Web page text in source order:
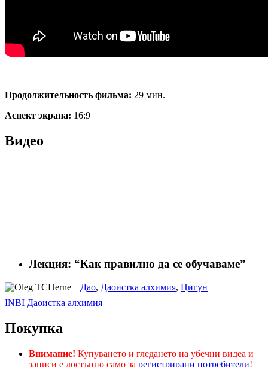
Продолжительность фильма: 29 мин.
Аспект экрана: 16:9
Видео
Лекция: “Как правилно да се обучаваме”
Дао, Даоистка алхимия, Цигун
INBI Даоистка алхимия
Покупка
Внимание! Купуването и гледането на убечни видеа и
записи е достъпно само за регистрирани потребители!